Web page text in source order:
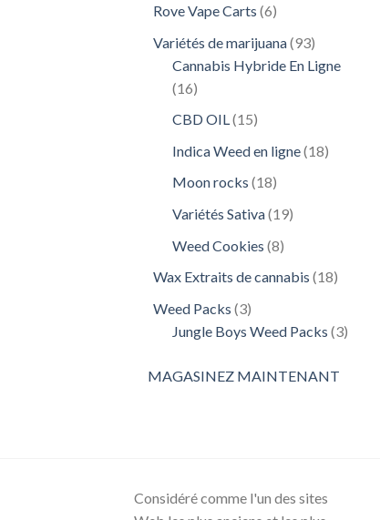
Rove Vape Carts 66
Variétés de marijuana 9393
produits
Cannabis Hybride En Ligne
1616
CBD OIL 1515
Indica Weed en ligne 1818
Moon rocks 1818
Variétés Sativa 1919
Weed Cookies 88
Wax Extraits de cannabis 1818
Weed Packs 33
produits
Jungle Boys Weed Packs 33
MAGASINEZ MAINTENANT
Considéré comme l'un des sites